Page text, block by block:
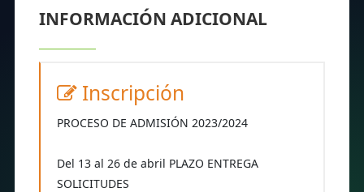
INFORMACIÓN ADICIONAL
Inscripción
PROCESO DE ADMISIÓN 2023/2024
Del 13 al 26 de abril PLAZO ENTREGA
SOLICITUDES